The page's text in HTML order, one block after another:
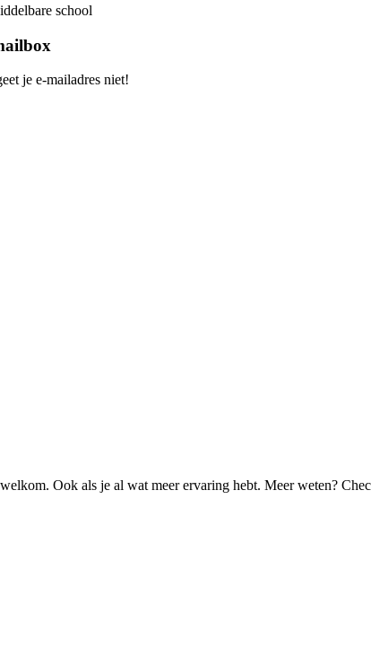
school
je e-mailadres niet!
Ook als je al wat meer ervaring hebt. Meer weten?